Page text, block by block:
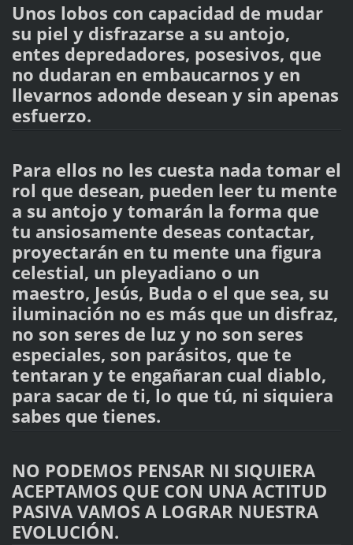
Unos lobos con capacidad de mudar
su piel y disfrazarse a su antojo,
entes depredadores, posesivos, que
no dudaran en embaucarnos y en
llevarnos adonde desean y sin apenas
esfuerzo.
Para ellos no les cuesta nada tomar el
rol que desean, pueden leer tu mente
a su antojo y tomarán la forma que
tu ansiosamente deseas contactar,
proyectarán en tu mente una figura
celestial, un pleyadiano o un
maestro, Jesús, Buda o el que sea, su
iluminación no es más que un disfraz,
no son seres de luz y no son seres
especiales, son parásitos, que te
tentaran y te engañaran cual diablo,
para sacar de ti, lo que tú, ni siquiera
sabes que tienes.
NO PODEMOS PENSAR NI SIQUIERA
ACEPTAMOS QUE CON UNA ACTITUD
PASIVA VAMOS A LOGRAR NUESTRA
EVOLUCIÓN.